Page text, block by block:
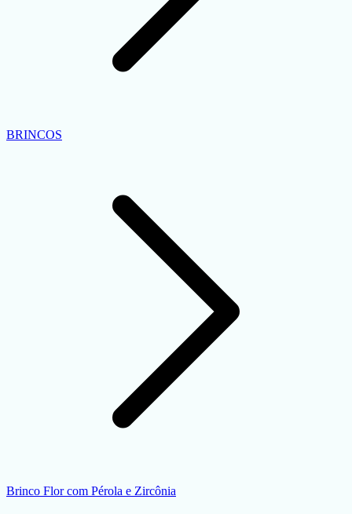
BRINCOS
Brinco Flor com Pérola e Zircônia